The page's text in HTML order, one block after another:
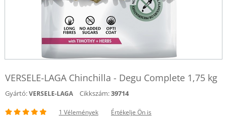
VERSELE-LAGA Chinchilla - Degu Complete 1,75 kg
Gyártó:VERSELE-LAGA Cikkszám:39714
1 Vélemények Értékelje Ön is